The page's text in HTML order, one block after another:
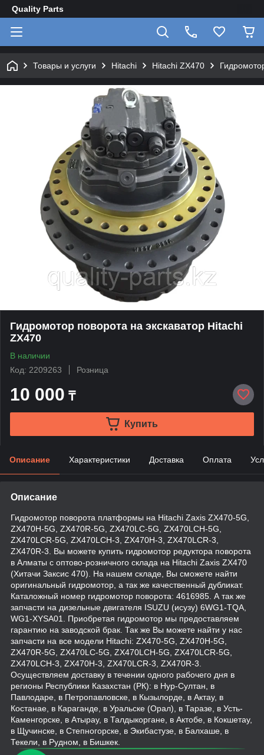
Quality Parts
Товары и услуги Hitachi Hitachi ZX470
Гидромотор поворота на экскаватор Hitachi
ZX470
В наличии
Код: 2209263
Розница
10 000 ₸
Купить
Описание Характеристики Доставка Оплата
Описание
Гидромотор поворота платформы на Hitachi Zaxis ZX470-5G,
ZX470H-5G, ZX470R-5G, ZX470LC-5G, ZX470LCH-5G,
ZX470LCR-5G, ZX470LCH-3, ZX470H-3, ZX470LCR-3,
ZX470R-3. Вы можете купить гидромотор редуктора поворота
в Алматы с оптово-розничного склада на Hitachi Zaxis ZX470
(Хитачи Заксис 470). На нашем складе, Вы сможете найти
оригинальный гидромотор, а так же качественный дубликат.
Каталожный номер гидромотор поворота: 4616985. А так же
запчасти на дизельные двигателя ISUZU (исузу) 6WG1-TQA,
WG1-XYSA01. Приобретая гидромотор мы предоставляем
гарантию на заводской брак. Так же Вы можете найти у нас
запчасти на все модели Hitachi: ZX470-5G, ZX470H-5G,
ZX470R-5G, ZX470LC-5G, ZX470LCH-5G, ZX470LCR-5G,
ZX470LCH-3, ZX470H-3, ZX470LCR-3, ZX470R-3.
Осуществляем доставку в течении одного рабочего дня в
регионы Республики Казахстан (РК): в Нур-Султан, в
Павлодаре, в Петропавловске, в Кызылорде, в Актау, в
Костанае, в Караганде, в Уральске (Орал), в Таразе, в Усть-
Каменгорске, в Атырау, в Талдыкоргане, в Актобе, в Кокшетау,
в Щучинске, в Степногорске, в Экибастузе, в Балхаше, в
Текели, в Рудном, в Бишкек.